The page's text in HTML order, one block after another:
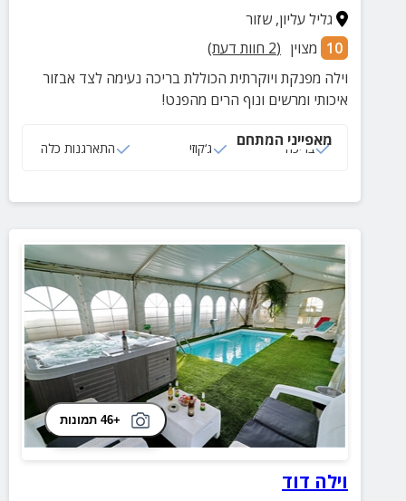
גליל עליון,שזור
10 מצוין (
2 חוות דעת)
וילה מפנקת ויוקרתית הכוללת בריכה נעימה לצד אבזור
איכותי ומרשים ונוף הרים מהפנט!
מאפייני המתחם
בריכה ג‘קוזי התארגנות כלה
+46 תמונות
וילה דוד